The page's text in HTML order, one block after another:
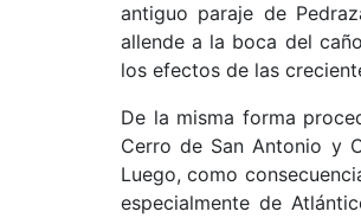
antiguo paraje de
allende a la boca del
los efectos de las
De la misma forma
Cerro de San Antonio y
Luego, como
especialmente de